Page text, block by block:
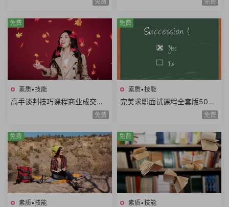
素质•技能
高手谈判技巧课程商业成交谈
判底线谈判态度双赢思维谈判
免费
免费
素质•技能
完美求职面试课程全套版500
强HR完美简历面试技巧电话面
免费
免费
素质•技能
免费
素质•技能
免费